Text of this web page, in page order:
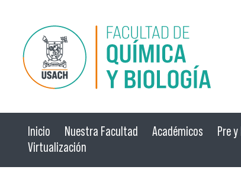
Pasar al contenido principal
Inicio Nuestra Facultad Académicos Pre
Virtualización